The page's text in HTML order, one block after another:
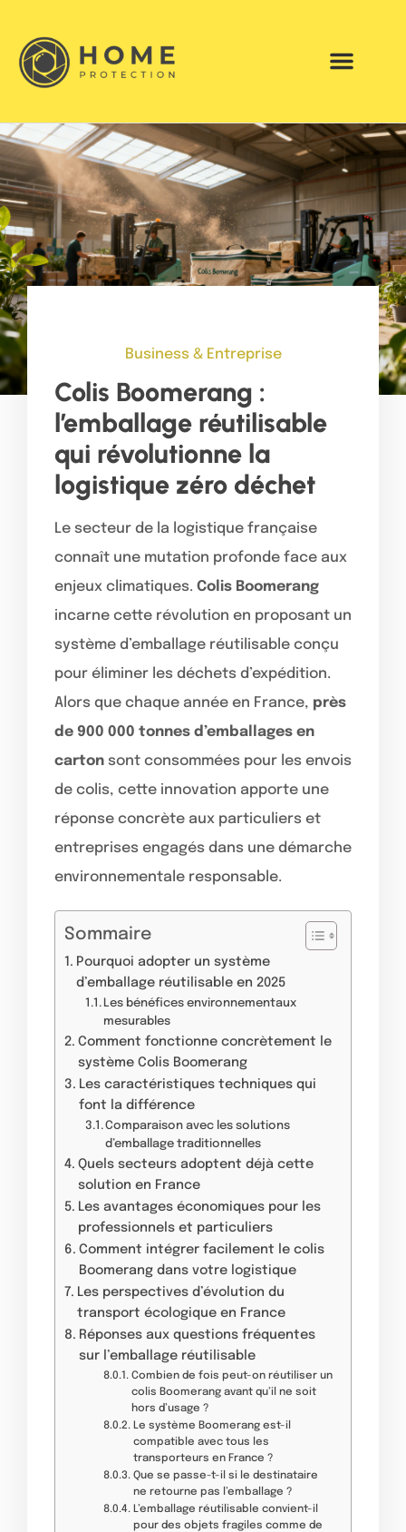
Business & Entreprise
Colis Boomerang :
l’emballage réutilisable
qui révolutionne la
logistique zéro déchet
Le secteur de la logistique française
connaît une mutation profonde face aux
enjeux climatiques. Colis Boomerang
incarne cette révolution en proposant un
système d’emballage réutilisable conçu
pour éliminer les déchets d’expédition.
Alors que chaque année en France, près
de 900 000 tonnes d’emballages en
carton sont consommées pour les envois
de colis, cette innovation apporte une
réponse concrète aux particuliers et
entreprises engagés dans une démarche
environnementale responsable.
Sommaire
Pourquoi adopter un système
d’emballage réutilisable en 2025
Les bénéfices environnementaux
mesurables
Comment fonctionne concrètement le
système Colis Boomerang
Les caractéristiques techniques qui
font la différence
Comparaison avec les solutions
d’emballage traditionnelles
Quels secteurs adoptent déjà cette
solution en France
Les avantages économiques pour les
professionnels et particuliers
Comment intégrer facilement le colis
Boomerang dans votre logistique
Les perspectives d’évolution du
transport écologique en France
Réponses aux questions fréquentes
sur l’emballage réutilisable
Combien de fois peut-on réutiliser un
colis Boomerang avant qu’il ne soit
hors d’usage ?
Le système Boomerang est-il
compatible avec tous les
transporteurs en France ?
Que se passe-t-il si le destinataire
ne retourne pas l’emballage ?
L’emballage réutilisable convient-il
pour des objets fragiles comme de